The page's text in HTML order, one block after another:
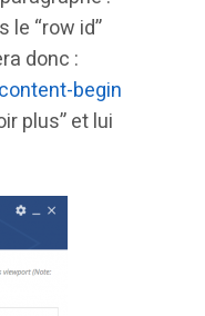
le “row id”
donc :
begin
plus” et lui